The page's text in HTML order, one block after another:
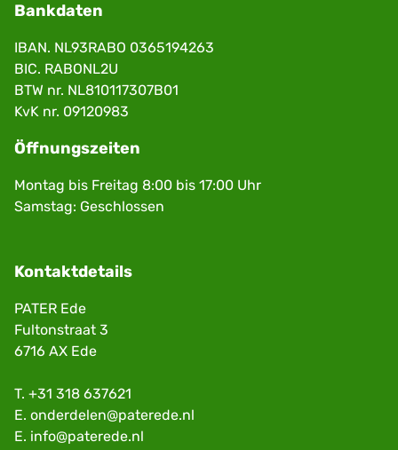
Bankdaten
IBAN. NL93RABO 0365194263
BIC. RABONL2U
BTW nr. NL810117307B01
KvK nr. 09120983
Öffnungszeiten
Montag bis Freitag 8:00 bis 17:00 Uhr
Samstag: Geschlossen
Kontaktdetails
PATER Ede
Fultonstraat 3
6716 AX Ede
T. +31 318 637621
E. onderdelen@paterede.nl
E. info@paterede.nl